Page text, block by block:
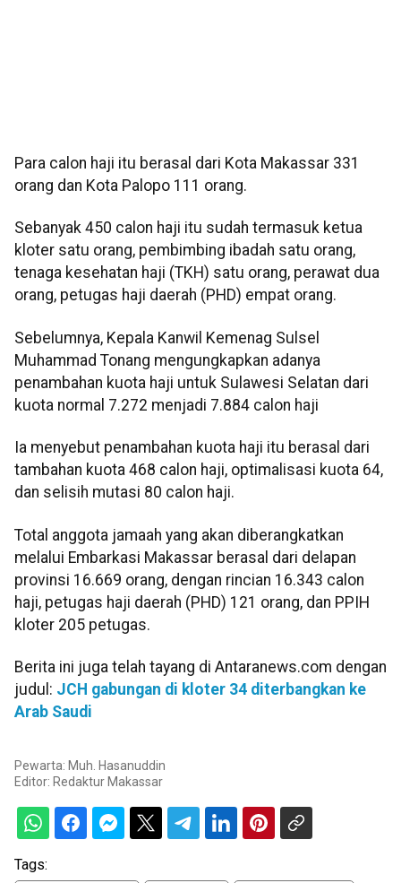
Para calon haji itu berasal dari Kota Makassar 331
orang dan Kota Palopo 111 orang.
Sebanyak 450 calon haji itu sudah termasuk ketua
kloter satu orang, pembimbing ibadah satu orang,
tenaga kesehatan haji (TKH) satu orang, perawat dua
orang, petugas haji daerah (PHD) empat orang.
Sebelumnya, Kepala Kanwil Kemenag Sulsel
Muhammad Tonang mengungkapkan adanya
penambahan kuota haji untuk Sulawesi Selatan dari
kuota normal 7.272 menjadi 7.884 calon haji
Ia menyebut penambahan kuota haji itu berasal dari
tambahan kuota 468 calon haji, optimalisasi kuota 64,
dan selisih mutasi 80 calon haji.
Total anggota jamaah yang akan diberangkatkan
melalui Embarkasi Makassar berasal dari delapan
provinsi 16.669 orang, dengan rincian 16.343 calon
haji, petugas haji daerah (PHD) 121 orang, dan PPIH
kloter 205 petugas.
Berita ini juga telah tayang di Antaranews.com dengan
judul: JCH gabungan di kloter 34 diterbangkan ke
Arab Saudi
Pewarta: Muh. Hasanuddin
Editor: Redaktur Makassar
Tags: